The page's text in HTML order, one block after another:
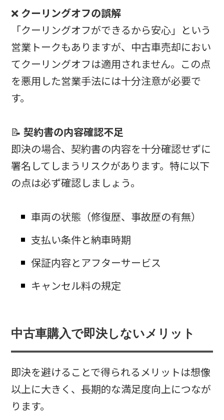
❌ クーリングオフの誤解
「クーリングオフができるから安心」という
営業トークもありますが、中古車売却におい
てクーリングオフは適用されません。この点
を悪用した営業手法には十分注意が必要で
す。
📝契約書の内容確認不足
即決の場合、契約書の内容を十分確認せずに
署名してしまうリスクがあります。特に以下
の点は必ず確認しましょう。
車両の状態（修復歴、事故歴の有無）
支払い条件と納車時期
保証内容とアフターサービス
キャンセル料の規定
中古車購入で即決しないメリット
即決を避けることで得られるメリットは想像
以上に大きく、長期的な満足度向上につなが
ります。